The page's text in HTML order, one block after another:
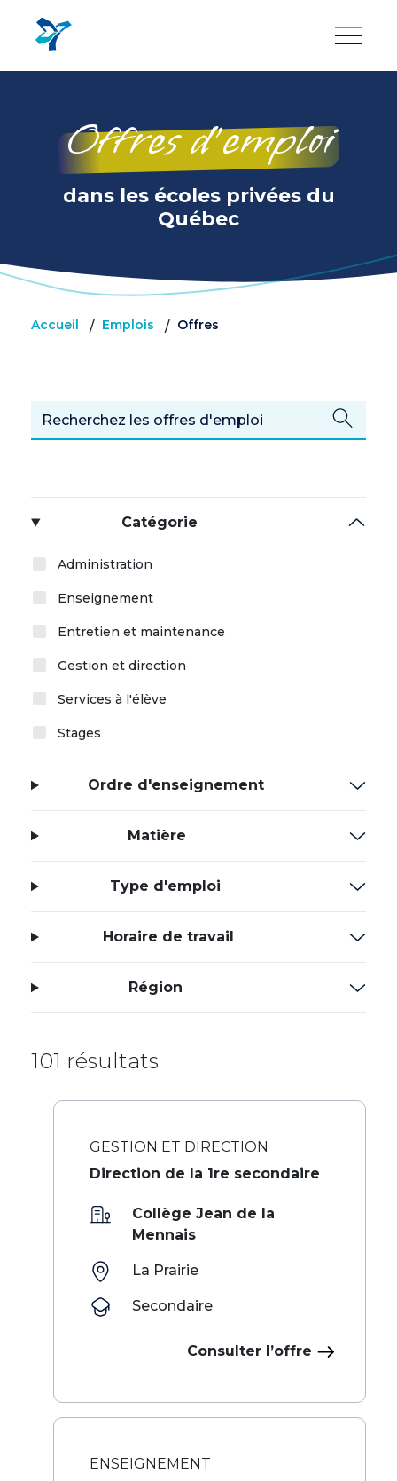
contenu
principal
Offres d’emploi
dans les écoles privées du
Québec
Accueil / Emplois / Offres
Catégorie
Administration
Enseignement
Entretien et maintenance
Gestion et direction
Services à l'élève
Stages
Ordre d'enseignement
Matière
Type d'emploi
Horaire de travail
Région
101 résultats
GESTION ET DIRECTION
Direction de la 1re secondaire
Collège Jean de la
Mennais
La Prairie
Secondaire
Consulter l’offre
ENSEIGNEMENT